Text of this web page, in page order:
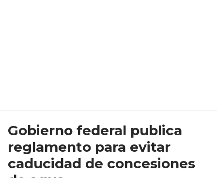
Gobierno federal publica
reglamento para evitar
caducidad de concesiones